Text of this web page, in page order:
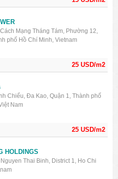
25 USD/m2
Mạng Tháng Tám, Phường 12,
phố Hồ Chí Minh, Vietnam
25 USD/m2
Chiểu, Đa Kao, Quận 1, Thành phố
Nam
HOLDINGS
Thai Binh, District 1, Ho Chi